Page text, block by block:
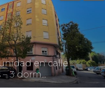
en calle
3 dorm...